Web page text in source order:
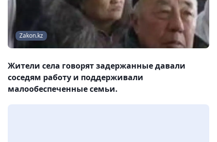
Zakon.kz
Жители села говорят задержанные давали
соседям работу и поддерживали
малообеспеченные семьи.